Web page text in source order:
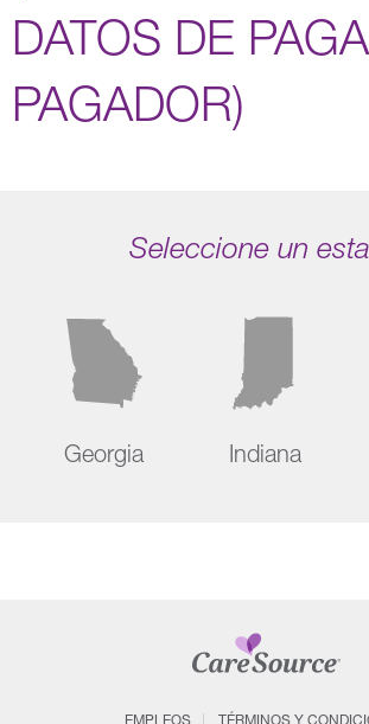
DATOS DE
PAGADOR)
Seleccione un
Georgia Indiana
EMPLEOS TÉRMINOS Y